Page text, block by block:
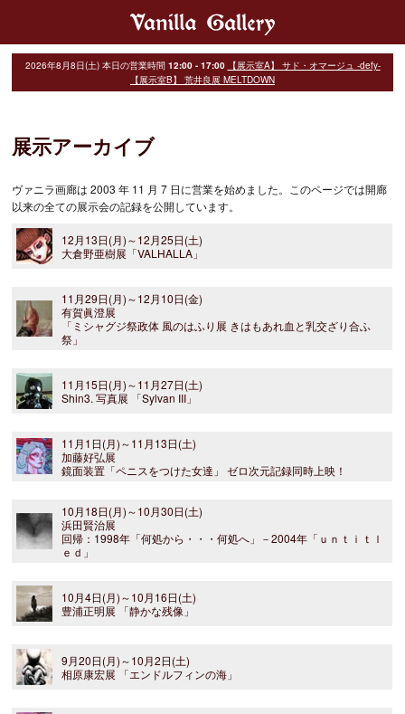
2026年8月8日(土) 本日の営業時間 12:00 - 17:00
【展示室A】 サド・オマージュ -defy-
【展示室B】 荒井良展 MELTDOWN
展示アーカイブ
ヴァニラ画廊は 2003 年 11 月 7 日に営業を始めました。このページでは開廊
以来の全ての展示会の記録を公開しています。
12月13日(月)～12月25日(土)
大倉野亜樹展「VALHALLA」
11月29日(月)～12月10日(金)
有賀眞澄展
「ミシャグジ祭政体 風のはふり展 きはもあれ血と乳交ざり合ふ
祭」
11月15日(月)～11月27日(土)
Shin3. 写真展 「Sylvan III」
11月1日(月)～11月13日(土)
加藤好弘展
鏡面装置「ペニスをつけた女達」 ゼロ次元記録同時上映！
10月18日(月)～10月30日(土)
浜田賢治展
回帰：1998年「何処から・・・何処へ」－2004年「ｕｎｔｉｔｌ
ｅｄ」
10月4日(月)～10月16日(土)
豊浦正明展 「静かな残像」
9月20日(月)～10月2日(土)
相原康宏展 「エンドルフィンの海」